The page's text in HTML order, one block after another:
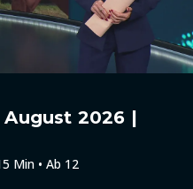
2026 |
Min • Ab 12